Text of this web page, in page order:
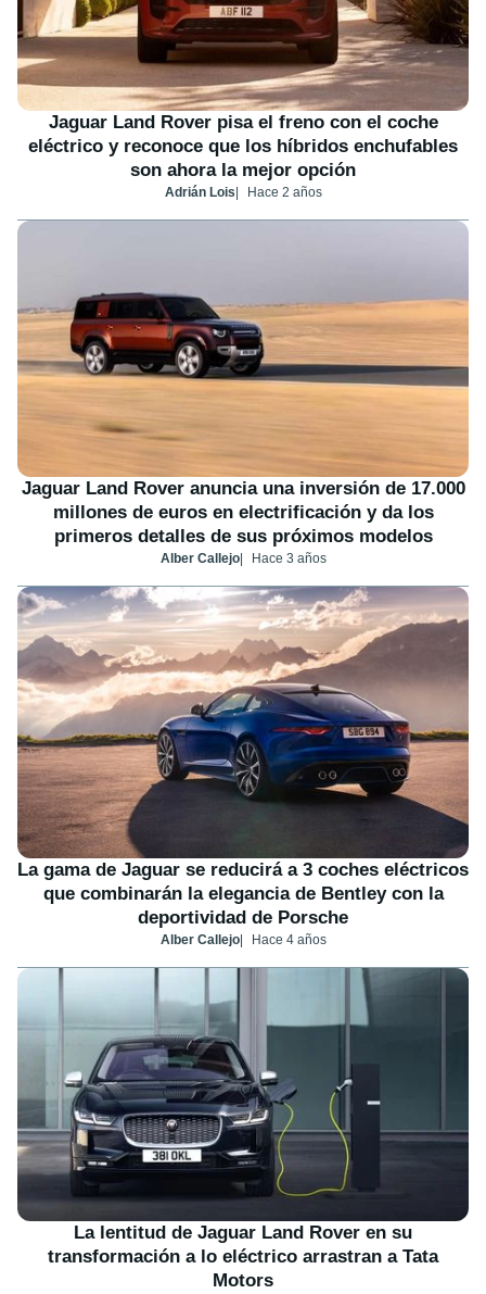
Jaguar Land Rover pisa el freno con el coche
eléctrico y reconoce que los híbridos enchufables
son ahora la mejor opción
Adrián Lois Hace 2 años
Jaguar Land Rover anuncia una inversión de 17.000
millones de euros en electrificación y da los
primeros detalles de sus próximos modelos
Alber Callejo Hace 3 años
La gama de Jaguar se reducirá a 3 coches eléctricos
que combinarán la elegancia de Bentley con la
deportividad de Porsche
Alber Callejo Hace 4 años
La lentitud de Jaguar Land Rover en su
transformación a lo eléctrico arrastran a Tata
Motors